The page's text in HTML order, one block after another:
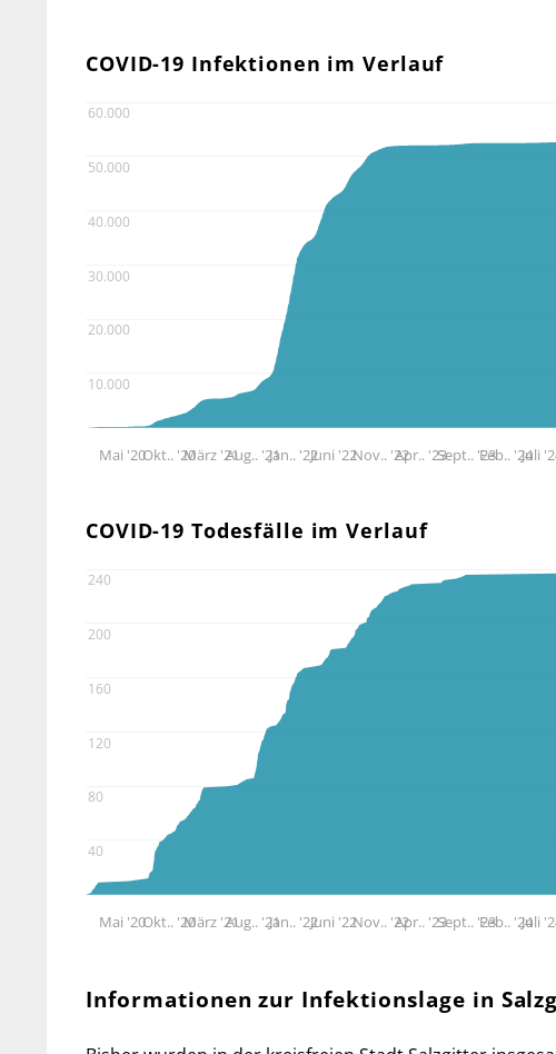
COVID-19 Infektionen im Verlauf
10.000
20.000
30.000
40.000
50.000
60.000
Mai '20Okt.. '20März '21Aug.. '21Jan.. '22Juni '22Nov.. '22Apr.. '23Sept.. '23Feb.. '24
Juli
COVID-19 Todesfälle im Verlauf
40
80
120
160
200
240
Mai '20Okt.. '20März '21Aug.. '21Jan.. '22Juni '22Nov.. '22Apr.. '23Sept.. '23Feb.. '24
Juli
Informationen zur Infektionslage in